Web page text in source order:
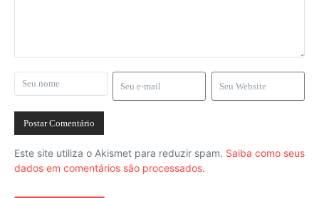
Este site utiliza o Akismet para reduzir spam. Saiba como seus
dados em comentários são processados.